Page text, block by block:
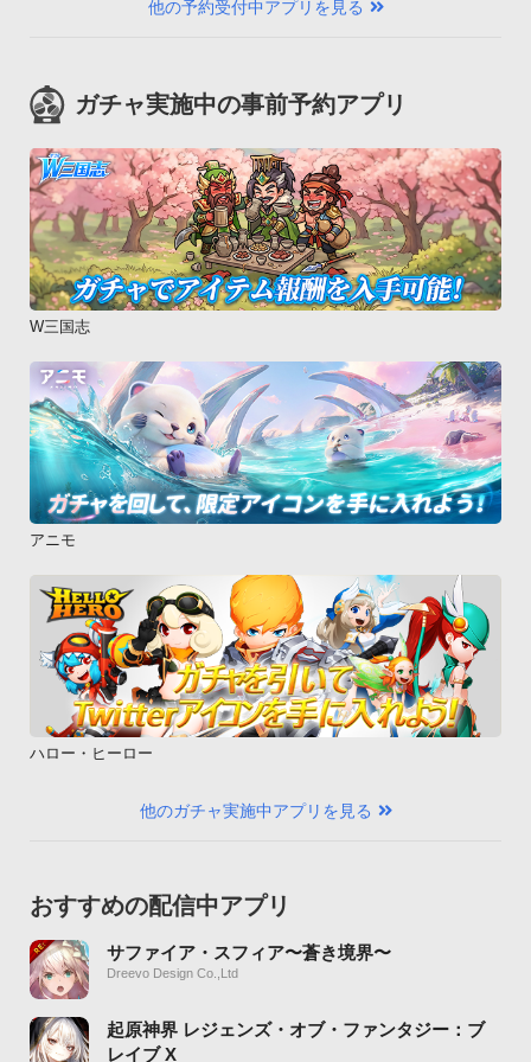
他の予約受付中アプリを見る
ガチャ実施中の事前予約アプリ
W三国志
アニモ
ハロー・ヒーロー
他のガチャ実施中アプリを見る
おすすめの配信中アプリ
サファイア・スフィア〜蒼き境界〜
Dreevo Design Co.,Ltd
起原神界 レジェンズ・オブ・ファンタジー：ブ
レイブ X